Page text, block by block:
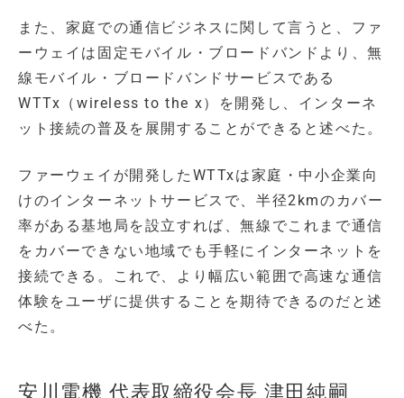
また、家庭での通信ビジネスに関して言うと、ファ
ーウェイは固定モバイル・ブロードバンドより、無
線モバイル・ブロードバンドサービスである
WTTx（wireless to the x）を開発し、インターネ
ット接続の普及を展開することができると述べた。
ファーウェイが開発したWTTxは家庭・中小企業向
けのインターネットサービスで、半径2kmのカバー
率がある基地局を設立すれば、無線でこれまで通信
をカバーできない地域でも手軽にインターネットを
接続できる。これで、より幅広い範囲で高速な通信
体験をユーザに提供することを期待できるのだと述
べた。
安川電機 代表取締役会長 津田純嗣